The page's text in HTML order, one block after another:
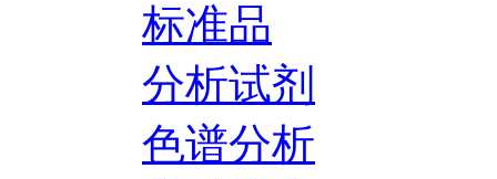
标准品
分析试剂
色谱分析